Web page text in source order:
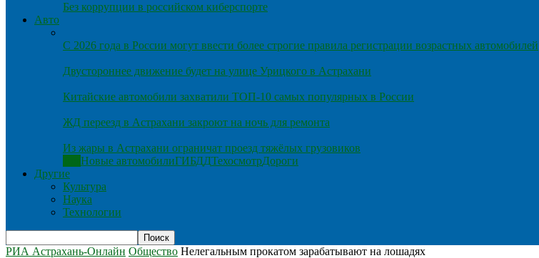
Без коррупции в российском киберспорте
Авто
С 2026 года в России могут ввести более строгие правила регистрации возрастных автомобилей
Двустороннее движение будет на улице Урицкого в Астрахани
Китайские автомобили захватили ТОП-10 самых популярных в России
ЖД переезд в Астрахани закроют на ночь для ремонта
Из жары в Астрахани ограничат проезд тяжёлых грузовиков
Новые автомобилиГИБДДТехосмотрДороги
Другие
Культура
Наука
Технологии
РИА Астрахань-Онлайн Общество Нелегальным прокатом зарабатывают на лошадях